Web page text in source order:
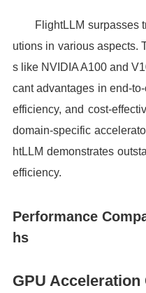
FlightLLM surpasses
utions in various aspects.
s like NVIDIA A100 and
cant advantages in end-
efficiency, and cost-
domain-specific
htLLM demonstrates
efficiency.
Performance
hs
GPU